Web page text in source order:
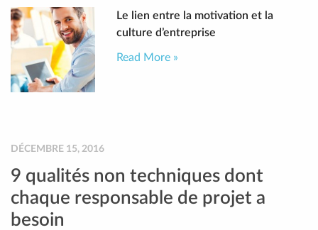
Le lien entre la motivation et la
culture d’entreprise
Read More »
DÉCEMBRE 15, 2016
9 qualités non techniques dont
chaque responsable de projet a
besoin